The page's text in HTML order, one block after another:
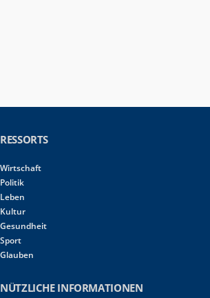
RESSORTS
Wirtschaft
Politik
Leben
Kultur
Gesundheit
Sport
Glauben
NÜTZLICHE INFORMATIONEN